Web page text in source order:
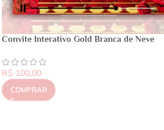
Convite Interativo Gold Branca de Neve
R$100,00
COMPRAR